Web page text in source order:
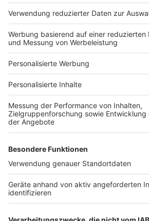
Hausanbieter-Suche
Bauprojekt-Profil
Für Unternehmen
Ihre Baufirma auf bauen.de
Kostenloses Infogespräch